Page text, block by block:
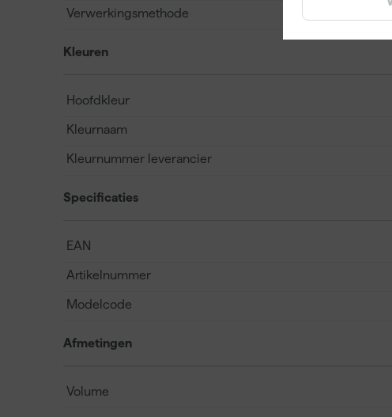
Verwerkingsmethode
Kleuren
Hoofdkleur
Kleurnaam
Kleurnummer leverancier
Specificaties
EAN
Artikelnummer
Modelcode
Afmetingen
Volume